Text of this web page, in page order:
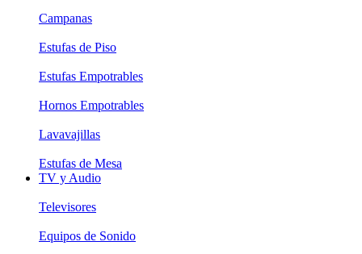
Campanas
Estufas de Piso
Estufas Empotrables
Hornos Empotrables
Lavavajillas
Estufas de Mesa
TV y Audio
Televisores
Equipos de Sonido